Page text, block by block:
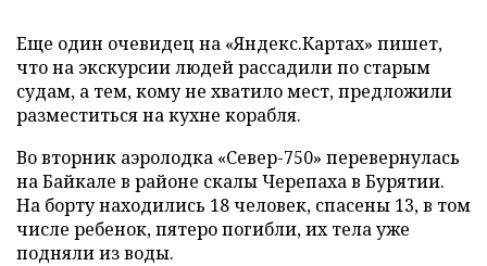
Еще один очевидец на «Яндекс.Картах» пишет,
что на экскурсии людей рассадили по старым
судам, а тем, кому не хватило мест, предложили
разместиться на кухне корабля.
Во вторник аэролодка «Север-750» перевернулась
на Байкале в районе скалы Черепаха в Бурятии.
На борту находились 18 человек, спасены 13, в том
числе ребенок, пятеро погибли, их тела уже
подняли из воды.